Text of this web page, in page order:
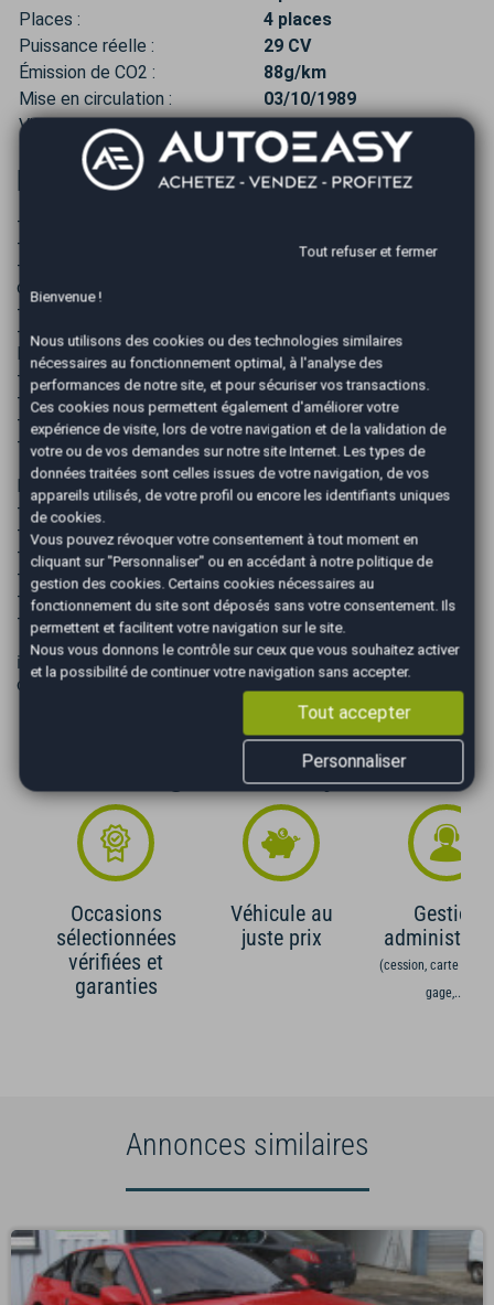
Places :
4 places
Puissance réelle :
29 CV
Émission de CO2 :
88g/km
Mise en circulation :
03/10/1989
Ville :
Savasse
Informations complémentaires
------------------------------------------------------------
- PRIX TTC hors frais de mise à la route et carte grise.
- LIVRAISON possible dans toute la France à votre
domicile ou votre bureau ! (sur devis).
- REPRISE possible de votre ancien véhicule.
------------------------------------------------------------
Pack EASY Standard 490€ TTC :
- Nettoyage intérieur
- 1/4 du réservoir
- Garantie 6 mois inclus
- 70 points de contrôles
Pack EASY Premium 890€ TTC :
- Lavage premium
- Plein de carburant
- Démarches administratives
- Plaques d'immatriculation
- Mise en main du véhicule
- Garantie premium toutes options (12 mois)
ℹ️ Les informations présentes dans cette annonce sont non
contractuelles et fournies à titre indicatif.
Les Avantages AutoEasy
Occasions
sélectionnées
vérifiées et
garanties
Véhicule au
juste prix
Gestion
(cession, carte grise,
gage,...)
Annonces similaires
Tout refuser et fermer
Bienvenue !
Nous utilisons des cookies ou des technologies similaires
nécessaires au fonctionnement optimal, à l'analyse des
performances de notre site, et pour sécuriser vos transactions.
Ces cookies nous permettent également d'améliorer votre
expérience de visite, lors de votre navigation et de la validation de
votre ou de vos demandes sur notre site Internet. Les types de
données traitées sont celles issues de votre navigation, de vos
appareils utilisés, de votre profil ou encore les identifiants uniques
de cookies.
Vous pouvez révoquer votre consentement à tout moment en
cliquant sur "Personnaliser" ou en accédant à notre politique de
gestion des cookies. Certains cookies nécessaires au
fonctionnement du site sont déposés sans votre consentement. Ils
permettent et facilitent votre navigation sur le site.
Nous vous donnons le contrôle sur ceux que vous souhaitez activer
et la possibilité de continuer votre navigation sans accepter.
Tout accepter
Personnaliser